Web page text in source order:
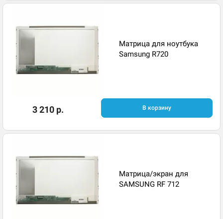
Матрица для ноутбука
Samsung R720
3 210 р. В корзину
Матрица/экран для
SAMSUNG RF 712